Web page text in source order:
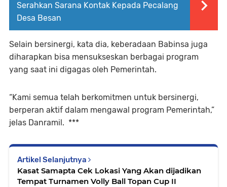
Serahkan Sarana Kontak Kepada Pecalang
Desa Besan
Selain bersinergi, kata dia, keberadaan Babinsa juga
diharapkan bisa mensukseskan berbagai program
yang saat ini digagas oleh Pemerintah.
“Kami semua telah berkomitmen untuk bersinergi,
berperan aktif dalam mengawal program Pemerintah,”
jelas Danramil. ***
Artikel Selanjutnya
Kasat Samapta Cek Lokasi Yang Akan dijadikan
Tempat Turnamen Volly Ball Topan Cup II